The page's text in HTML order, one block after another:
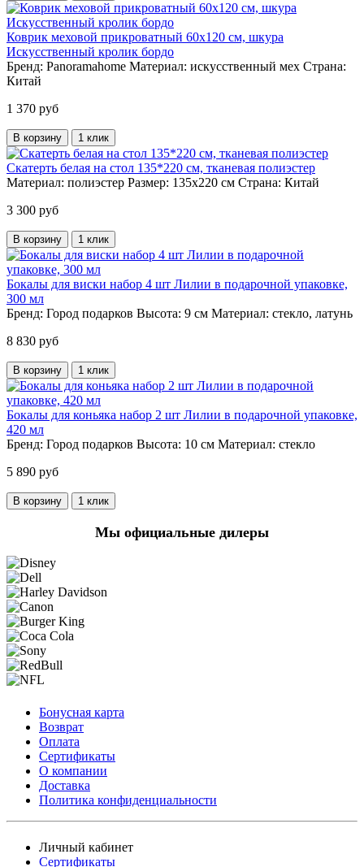
Коврик меховой прикроватный 60х120 см, шкура
Искусственный кролик бордо
Бренд: Panoramahome Материал: искусственный мех Страна:
Китай
1 370 руб
В корзину 1 клик
Скатерть белая на стол 135*220 см, тканевая полиэстер
Материал: полиэстер Размер: 135х220 см Страна: Китай
3 300 руб
В корзину 1 клик
Бокалы для виски набор 4 шт Лилии в подарочной упаковке,
300 мл
Бренд: Город подарков Высота: 9 см Материал: стекло, латунь
8 830 руб
В корзину 1 клик
Бокалы для коньяка набор 2 шт Лилии в подарочной упаковке,
420 мл
Бренд: Город подарков Высота: 10 см Материал: стекло
5 890 руб
В корзину 1 клик
Мы официальные дилеры
Бонусная карта
Возврат
Оплата
Сертификаты
О компании
Доставка
Политика конфиденциальности
Личный кабинет
Сертификаты